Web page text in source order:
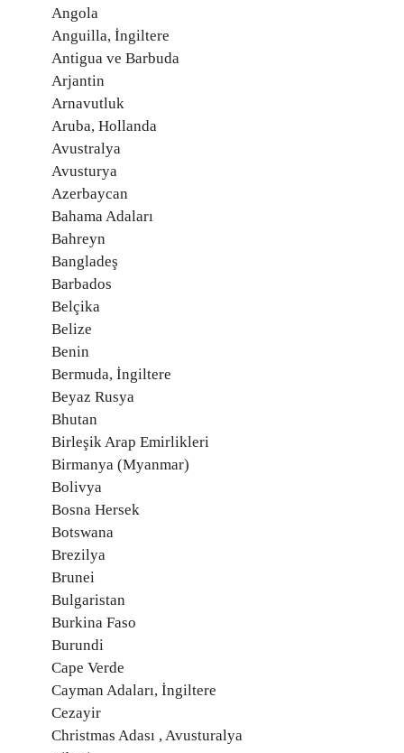
Angola
Anguilla, İngiltere
Antigua ve Barbuda
Arjantin
Arnavutluk
Aruba, Hollanda
Avustralya
Avusturya
Azerbaycan
Bahama Adaları
Bahreyn
Bangladeş
Barbados
Belçika
Belize
Benin
Bermuda, İngiltere
Beyaz Rusya
Bhutan
Birleşik Arap Emirlikleri
Birmanya (Myanmar)
Bolivya
Bosna Hersek
Botswana
Brezilya
Brunei
Bulgaristan
Burkina Faso
Burundi
Cape Verde
Cayman Adaları, İngiltere
Cezayir
Christmas Adası , Avusturalya